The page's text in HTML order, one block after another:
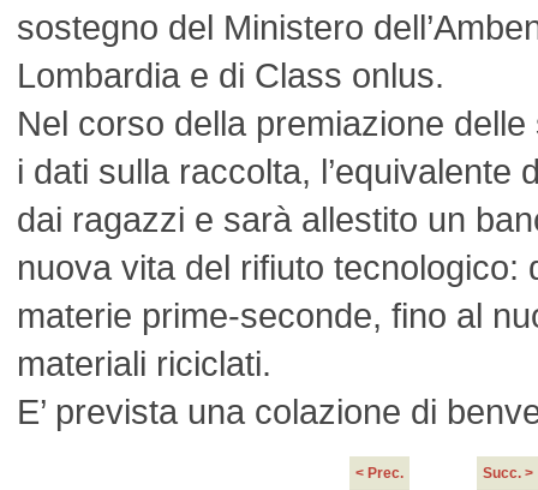
sostegno del Ministero
Lombardia e di Class onlus.
Nel corso della premiazione
i dati sulla raccolta, l’equivalente
dai ragazzi e sarà allestito un
nuova vita del rifiuto tecnologico:
materie prime-seconde, fino al
materiali riciclati.
E’ prevista una colazione di
< Prec. Succ. >